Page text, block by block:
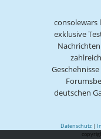
consolewars
exklusive
deutschen
Datenschutz |